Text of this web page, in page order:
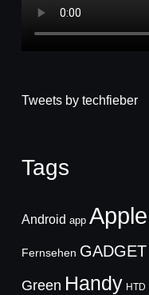
Tweets by techfieber
Tags
Android app Apple
Fernsehen GADGET
Green Handy HTD